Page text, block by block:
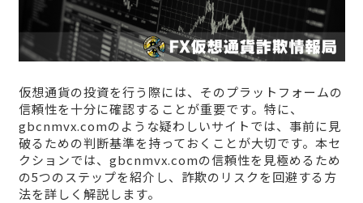
仮想通貨の投資を行う際には、そのプラットフォームの
信頼性を十分に確認することが重要です。特に、
gbcnmvx.comのような疑わしいサイトでは、事前に見
破るための判断基準を持っておくことが大切です。本セ
クションでは、gbcnmvx.comの信頼性を見極めるため
の5つのステップを紹介し、詐欺のリスクを回避する方
法を詳しく解説します。